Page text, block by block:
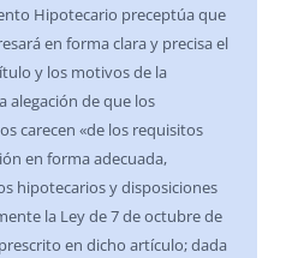
Hipotecario preceptúa que
en forma clara y precisa el
y los motivos de la
alegación de que los
carecen «de los requisitos
en forma adecuada,
hipotecarios y disposiciones
la Ley de 7 de octubre de
en dicho artículo; dada